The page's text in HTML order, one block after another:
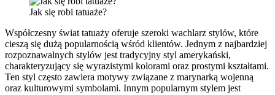
Jak się robi tatuaże?
Współczesny świat tatuaży oferuje szeroki wachlarz stylów, które
cieszą się dużą popularnością wśród klientów. Jednym z najbardziej
rozpoznawalnych stylów jest tradycyjny styl amerykański,
charakteryzujący się wyrazistymi kolorami oraz prostymi kształtami.
Ten styl często zawiera motywy związane z marynarką wojenną
oraz kulturowymi symbolami. Innym popularnym stylem jest